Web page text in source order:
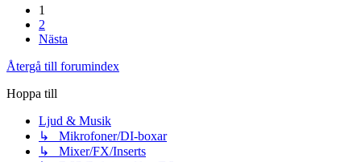
1
2
Nästa
Återgå till forumindex
Hoppa till
Ljud & Musik
↳ Mikrofoner/DI-boxar
↳ Mixer/FX/Inserts